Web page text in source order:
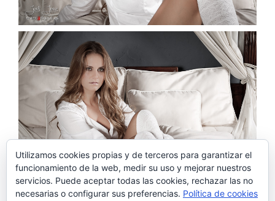
Utilizamos cookies propias y de terceros para garantizar el
funcionamiento de la web, medir su uso y mejorar nuestros
servicios. Puede aceptar todas las cookies, rechazar las no
necesarias o configurar sus preferencias. Política de cookies